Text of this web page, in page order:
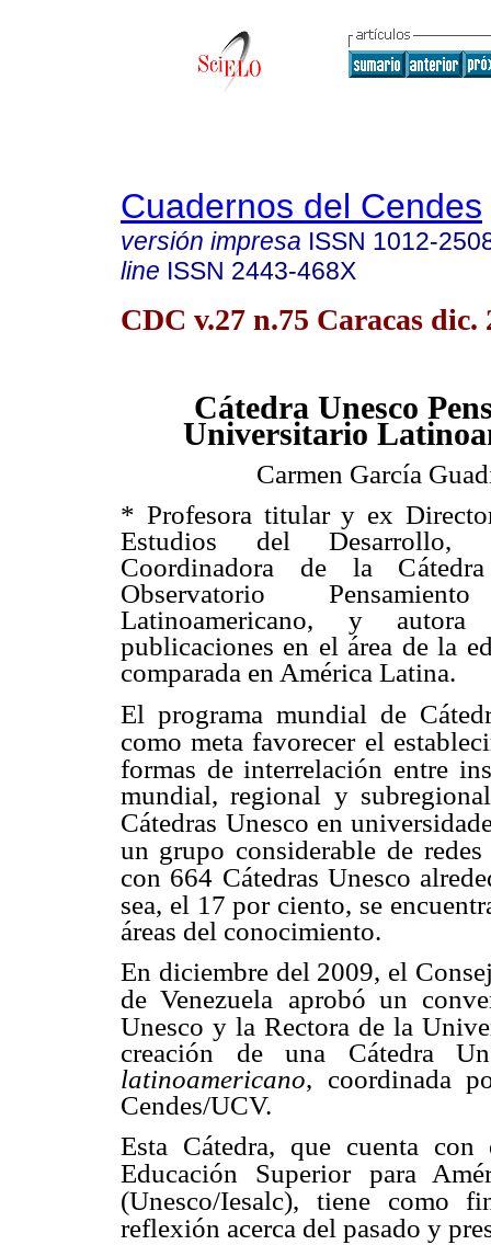
Cuadernos del Cendes
versión impresa ISSN 1012-
line ISSN 2443-468X
CDC v.27 n.75 Caracas dic.
Cátedra Unesco
Universitario
Carmen García
* Profesora titular y ex
Estudios del Desarrollo,
Coordinadora de la
Observatorio
Latinoamericano, y autora
publicaciones en el área de la
comparada en América Latina.
El programa mundial de
como meta favorecer el
formas de interrelación entre
mundial, regional y
Cátedras Unesco en
un grupo considerable de
con 664 Cátedras Unesco
sea, el 17 por ciento, se
áreas del conocimiento.
En diciembre del 2009, el
de Venezuela aprobó un
Unesco y la Rectora de la
creación de una Cátedra
latinoamericano, coordinada
Cendes/UCV.
Esta Cátedra, que cuenta
Educación Superior
para
(Unesco/Iesalc), tiene como
reflexión acerca del pasado y